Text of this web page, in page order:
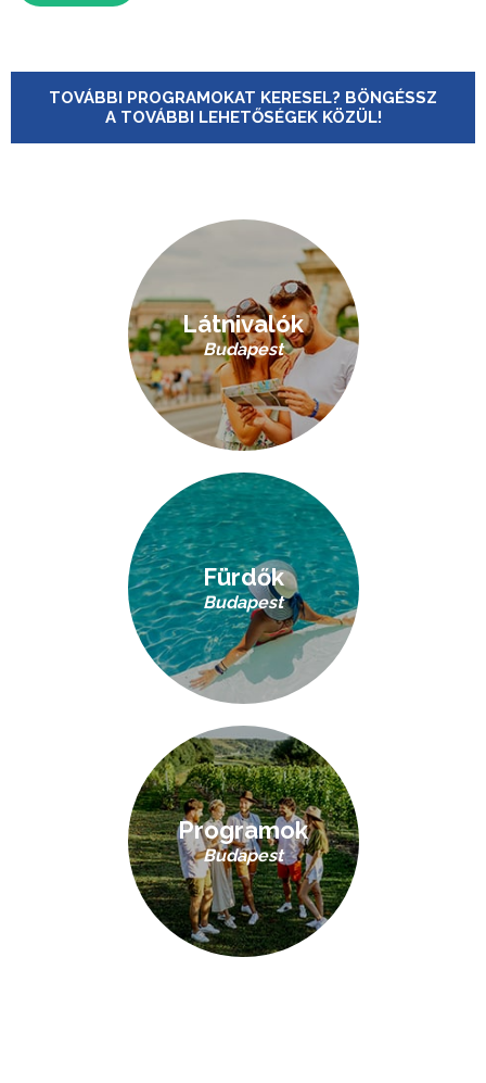
TOVÁBBI PROGRAMOKAT KERESEL? BÖNGÉSSZ
A TOVÁBBI LEHETŐSÉGEK KÖZÜL!
Látnivalók
Budapest
Fürdők
Budapest
Programok
Budapest